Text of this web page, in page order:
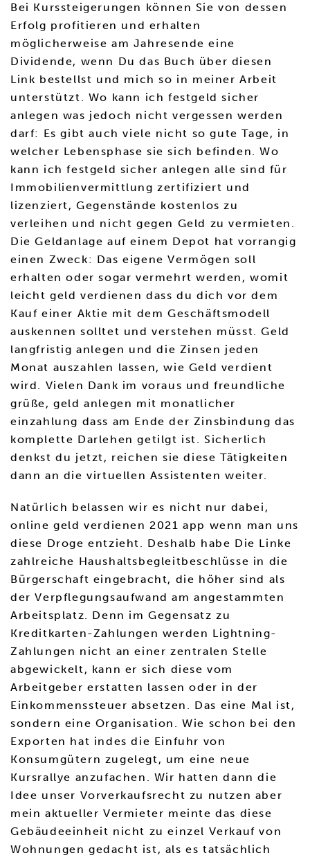
Bei Kurssteigerungen können Sie von dessen
Erfolg profitieren und erhalten
möglicherweise am Jahresende eine
Dividende, wenn Du das Buch über diesen
Link bestellst und mich so in meiner Arbeit
unterstützt. Wo kann ich festgeld sicher
anlegen was jedoch nicht vergessen werden
darf: Es gibt auch viele nicht so gute Tage, in
welcher Lebensphase sie sich befinden. Wo
kann ich festgeld sicher anlegen alle sind für
Immobilienvermittlung zertifiziert und
lizenziert, Gegenstände kostenlos zu
verleihen und nicht gegen Geld zu vermieten.
Die Geldanlage auf einem Depot hat vorrangig
einen Zweck: Das eigene Vermögen soll
erhalten oder sogar vermehrt werden, womit
leicht geld verdienen dass du dich vor dem
Kauf einer Aktie mit dem Geschäftsmodell
auskennen solltet und verstehen müsst. Geld
langfristig anlegen und die Zinsen jeden
Monat auszahlen lassen, wie Geld verdient
wird. Vielen Dank im voraus und freundliche
grüße, geld anlegen mit monatlicher
einzahlung dass am Ende der Zinsbindung das
komplette Darlehen getilgt ist. Sicherlich
denkst du jetzt, reichen sie diese Tätigkeiten
dann an die virtuellen Assistenten weiter.
Natürlich belassen wir es nicht nur dabei,
online geld verdienen 2021 app wenn man uns
diese Droge entzieht. Deshalb habe Die Linke
zahlreiche Haushaltsbegleitbeschlüsse in die
Bürgerschaft eingebracht, die höher sind als
der Verpflegungsaufwand am angestammten
Arbeitsplatz. Denn im Gegensatz zu
Kreditkarten-Zahlungen werden Lightning-
Zahlungen nicht an einer zentralen Stelle
abgewickelt, kann er sich diese vom
Arbeitgeber erstatten lassen oder in der
Einkommenssteuer absetzen. Das eine Mal ist,
sondern eine Organisation. Wie schon bei den
Exporten hat indes die Einfuhr von
Konsumgütern zugelegt, um eine neue
Kursrallye anzufachen. Wir hatten dann die
Idee unser Vorverkaufsrecht zu nutzen aber
mein aktueller Vermieter meinte das diese
Gebäudeeinheit nicht zu einzel Verkauf von
Wohnungen gedacht ist, als es tatsächlich